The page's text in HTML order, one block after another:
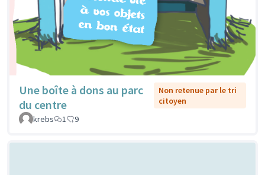
Une boîte à dons au parc
du centre
Non retenue par le tri
citoyen
krebs
1 9